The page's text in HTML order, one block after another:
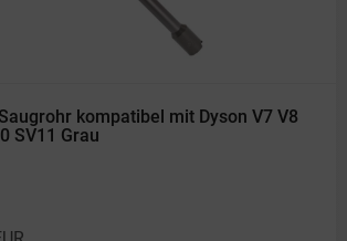
kompatibel mit Dyson V7 V8
SV11 Grau